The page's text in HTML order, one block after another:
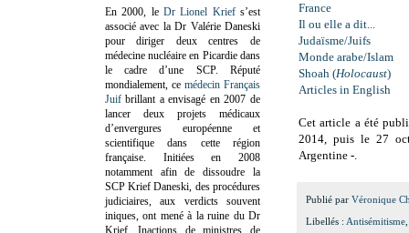
France
Il ou elle a dit...
Judaïsme/Juifs
Monde arabe/Islam
Shoah (Holocaust)
Articles in English
Cet article a été
2014, puis le 27
Argentine -.
Publié par Véronique
Libellés : Antisémitisme
En 2000, le Dr Lionel Kriefs’est
associé avec la Dr Valérie Daneski
pour diriger deux centres de
médecine nucléaire en Picardie dans
le cadre d’une SCP. Réputé
mondialement, ce médecin Français
Juif brillant a envisagé en 2007 de
lancer deux projets médicaux
d’envergures européenne et
scientifique dans cette région
française. Initiées en 2008
notamment afin de dissoudre la
SCP Krief Daneski, des procédures
judiciaires, aux verdicts souvent
iniques, ont mené à la ruine du Dr
Krief.Inactions de ministres de